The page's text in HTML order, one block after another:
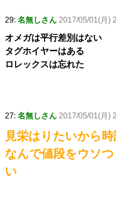
29: 名無しさん 2017/05/01(月)
オメガは平行差別はない
タグホイヤーはある
ロレックスは忘れた
27: 名無しさん 2017/05/01(月)
見栄はりたいから
なんで値段をウソ
い